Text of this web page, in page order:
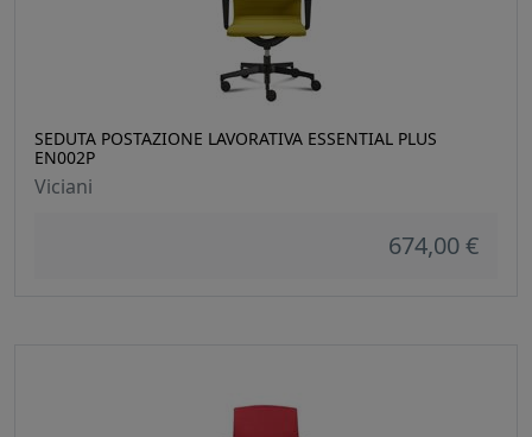
SEDUTA POSTAZIONE LAVORATIVA ESSENTIAL PLUS
EN002P
Viciani
674,00 €